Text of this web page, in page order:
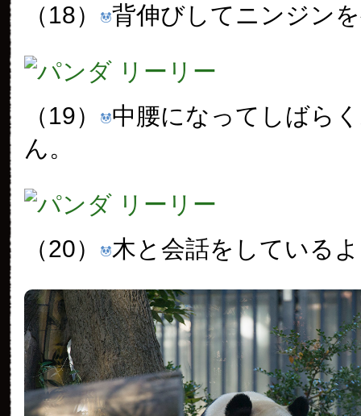
（18） 背伸びしてニンジン
（19）
中腰になってしばら
ん。
（20） 木と会話をしている